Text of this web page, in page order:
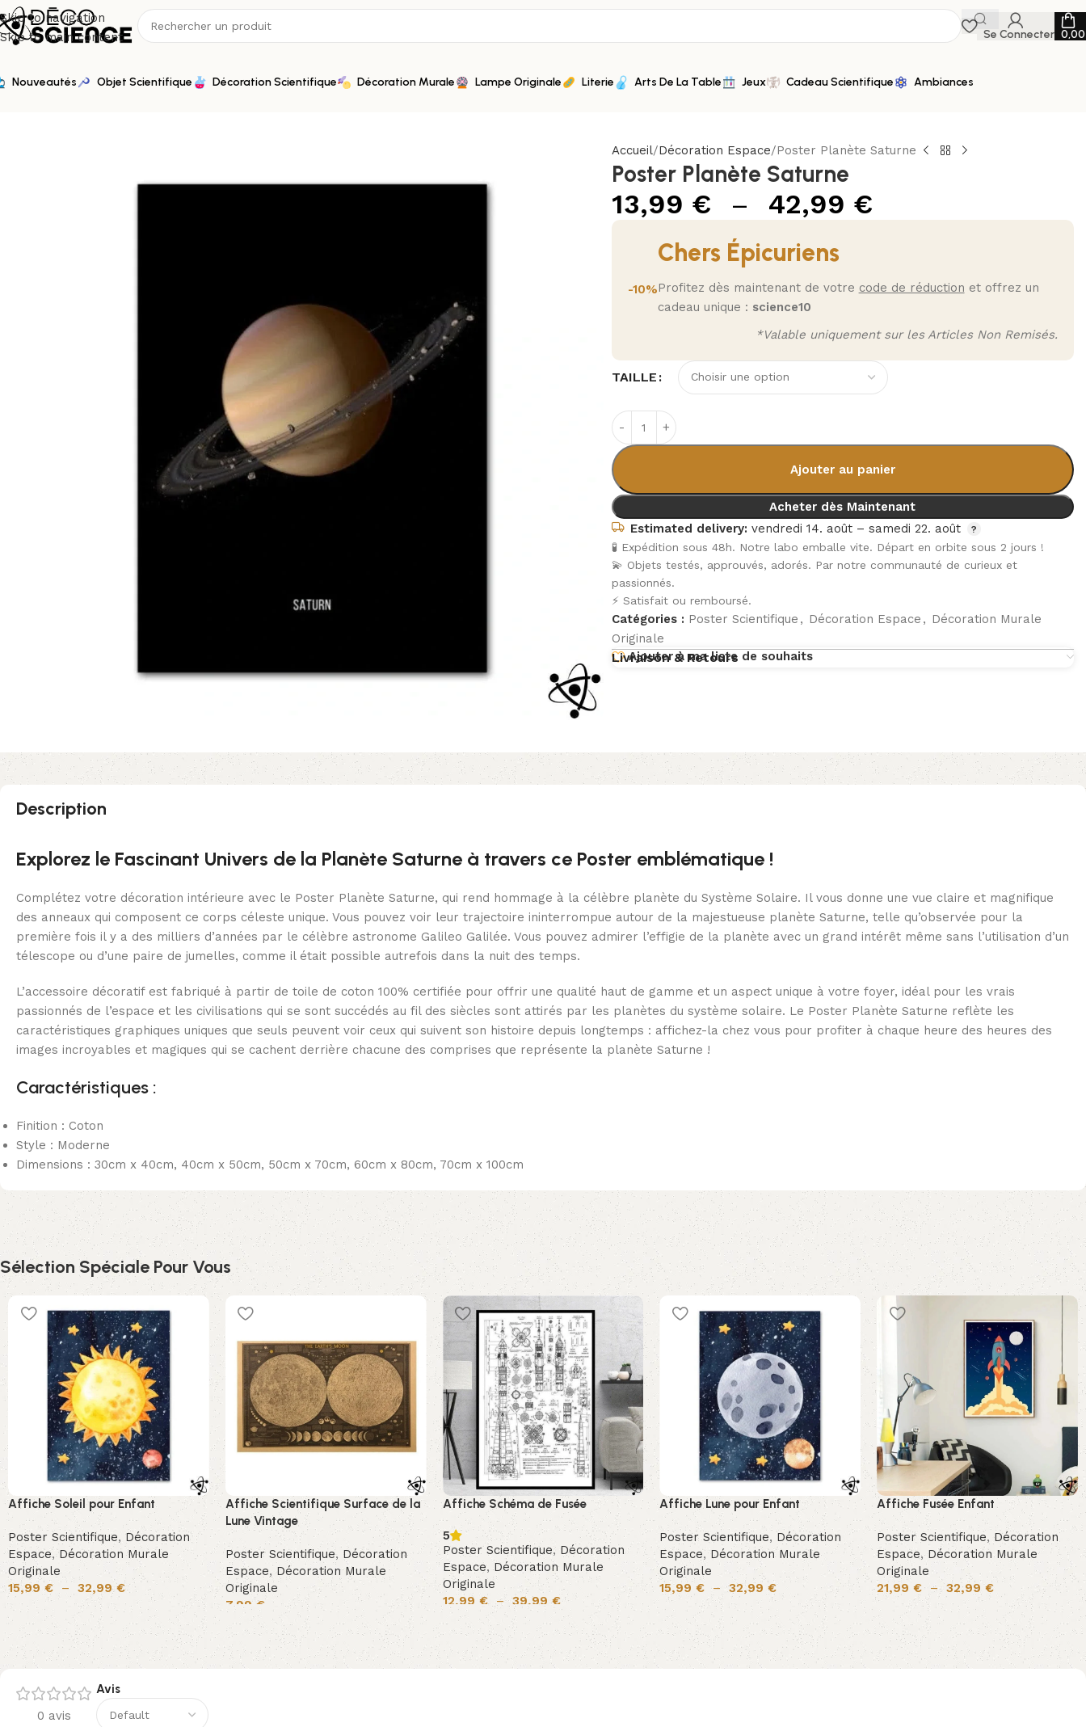
Skip to navigation
Skip to main content
Se Connecter
Nouveautés Objet Scientifique Décoration Scientifique Décoration Murale Lampe Originale Literie Arts De La Table Jeux Cadeau Scientifique Ambiances
Accueil Décoration Espace Poster Planète Saturne
Poster Planète Saturne
13,99 € – 42,99 €
-10%
Chers Épicuriens
Profitez dès maintenant de votre code de réduction et offrez un
cadeau unique : science10
*Valable uniquement sur les Articles Non Remisés.
TAILLE
Ajouter au panier
Acheter dès Maintenant
Estimated delivery: vendredi 14. août – samedi 22. août
🧪 Expédition sous 48h. Notre labo emballe vite. Départ en orbite sous 2 jours !
💫 Objets testés, approuvés, adorés. Par notre communauté de curieux et
passionnés.
⚡ Satisfait ou remboursé.
Catégories : Poster Scientifique , Décoration Espace , Décoration Murale
Originale
Ajouter à ma liste de souhaits
Livraison & Retours
Description
Explorez le Fascinant Univers de la Planète Saturne à travers ce Poster emblématique !
Complétez votre décoration intérieure avec le Poster Planète Saturne, qui rend hommage à la célèbre planète du Système Solaire. Il vous donne une vue claire et magnifique
des anneaux qui composent ce corps céleste unique. Vous pouvez voir leur trajectoire ininterrompue autour de la majestueuse planète Saturne, telle qu’observée pour la
première fois il y a des milliers d’années par le célèbre astronome Galileo Galilée. Vous pouvez admirer l’effigie de la planète avec un grand intérêt même sans l’utilisation d’un
télescope ou d’une paire de jumelles, comme il était possible autrefois dans la nuit des temps.
L’accessoire décoratif est fabriqué à partir de toile de coton 100% certifiée pour offrir une qualité haut de gamme et un aspect unique à votre foyer, idéal pour les vrais
passionnés de l’espace et les civilisations qui se sont succédés au fil des siècles sont attirés par les planètes du système solaire. Le Poster Planète Saturne reflète les
caractéristiques graphiques uniques que seuls peuvent voir ceux qui suivent son histoire depuis longtemps : affichez-la chez vous pour profiter à chaque heure des heures des
images incroyables et magiques qui se cachent derrière chacune des comprises que représente la planète Saturne !
Caractéristiques :
Finition : Coton
Style : Moderne
Dimensions : 30cm x 40cm, 40cm x 50cm, 50cm x 70cm, 60cm x 80cm, 70cm x 100cm
Sélection Spéciale Pour Vous
Affiche Soleil pour Enfant
Poster Scientifique, Décoration
Espace,Décoration Murale
Originale
15,99 € – 32,99€
Affiche Scientifique Surface de la
Lune Vintage
Poster Scientifique, Décoration
Espace,Décoration Murale
Originale
7,99 €
Affiche Schéma de Fusée
5
Poster Scientifique, Décoration
Espace,Décoration Murale
Originale
12,99 € – 39,99€
Affiche Lune pour Enfant
Poster Scientifique, Décoration
Espace,Décoration Murale
Originale
15,99€ – 32,99€
Affiche Fusée Enfant
Poster Scientifique,Décoration
Espace, Décoration Murale
Originale
21,99€ – 32,99€
0 avis
Avis